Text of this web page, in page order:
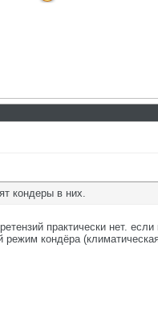
кондеры в них.
практически нет.
кондёра